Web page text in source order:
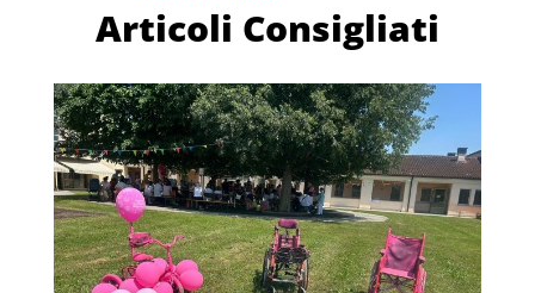
Articoli Consigliati